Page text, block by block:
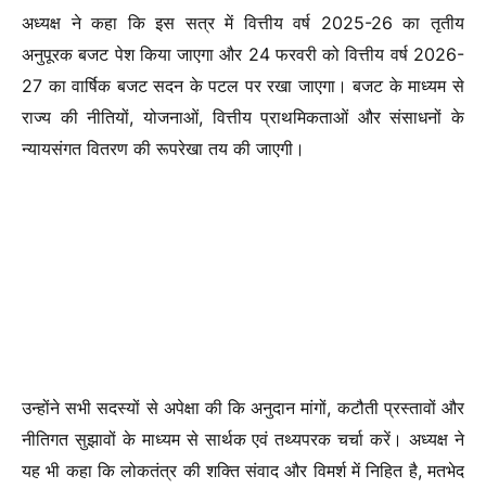
अध्यक्ष ने कहा कि इस सत्र में वित्तीय वर्ष 2025-26 का तृतीय
अनुपूरक बजट पेश किया जाएगा और 24 फरवरी को वित्तीय वर्ष 2026-
27 का वार्षिक बजट सदन के पटल पर रखा जाएगा। बजट के माध्यम से
राज्य की नीतियों, योजनाओं, वित्तीय प्राथमिकताओं और संसाधनों के
न्यायसंगत वितरण की रूपरेखा तय की जाएगी।
उन्होंने सभी सदस्यों से अपेक्षा की कि अनुदान मांगों, कटौती प्रस्तावों और
नीतिगत सुझावों के माध्यम से सार्थक एवं तथ्यपरक चर्चा करें। अध्यक्ष ने
यह भी कहा कि लोकतंत्र की शक्ति संवाद और विमर्श में निहित है, मतभेद